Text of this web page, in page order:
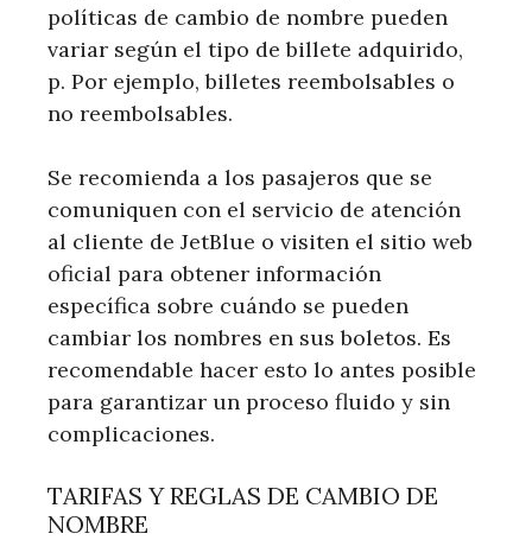
políticas de cambio de nombre pueden
variar según el tipo de billete adquirido,
p. Por ejemplo, billetes reembolsables o
no reembolsables.
Se recomienda a los pasajeros que se
comuniquen con el servicio de atención
al cliente de JetBlue o visiten el sitio web
oficial para obtener información
específica sobre cuándo se pueden
cambiar los nombres en sus boletos. Es
recomendable hacer esto lo antes posible
para garantizar un proceso fluido y sin
complicaciones.
TARIFAS Y REGLAS DE CAMBIO DE
NOMBRE